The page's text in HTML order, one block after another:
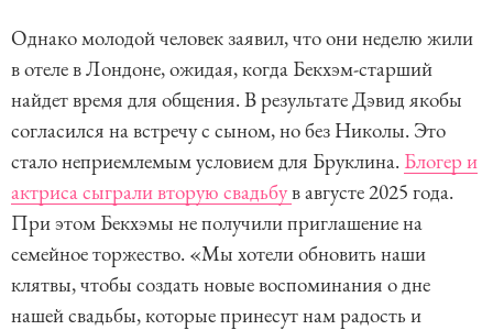
Однако молодой человек заявил, что они неделю жили
в отеле в Лондоне, ожидая, когда Бекхэм-старший
найдет время для общения. В результате Дэвид якобы
согласился на встречу с сыном, но без Николы. Это
стало неприемлемым условием для Бруклина. Блогер и
актриса сыграли вторую свадьбув августе 2025 года.
При этом Бекхэмы не получили приглашение на
семейное торжество. «Мы хотели обновить наши
клятвы, чтобы создать новые воспоминания о дне
нашей свадьбы, которые принесут нам радость и